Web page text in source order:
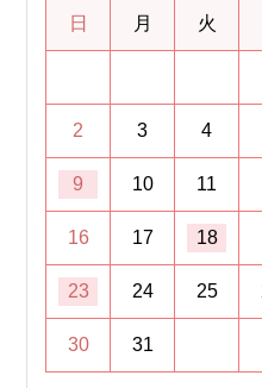
日 月 火
2 3 4
9 10 11
16 17 18
23 24 25
30 31